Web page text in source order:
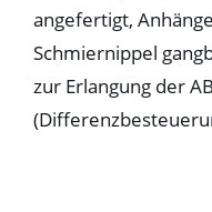
angefertigt,
Schmiernippel
zur Erlangung der